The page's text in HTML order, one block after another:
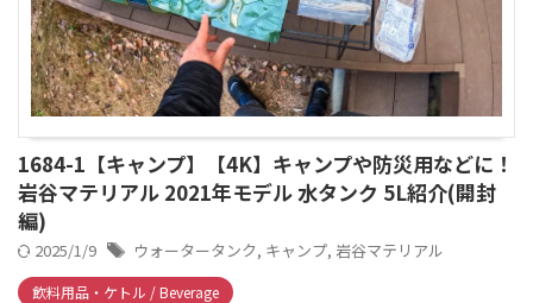
1684-1【キャンプ】【4K】キャンプや防災用などに！
岩谷マテリアル 2021年モデル 水タンク 5L紹介(開封
編)
2025/1/9 ウォータータンク, キャンプ, 岩谷マテリアル
飲料用品・ケトル / Beverage